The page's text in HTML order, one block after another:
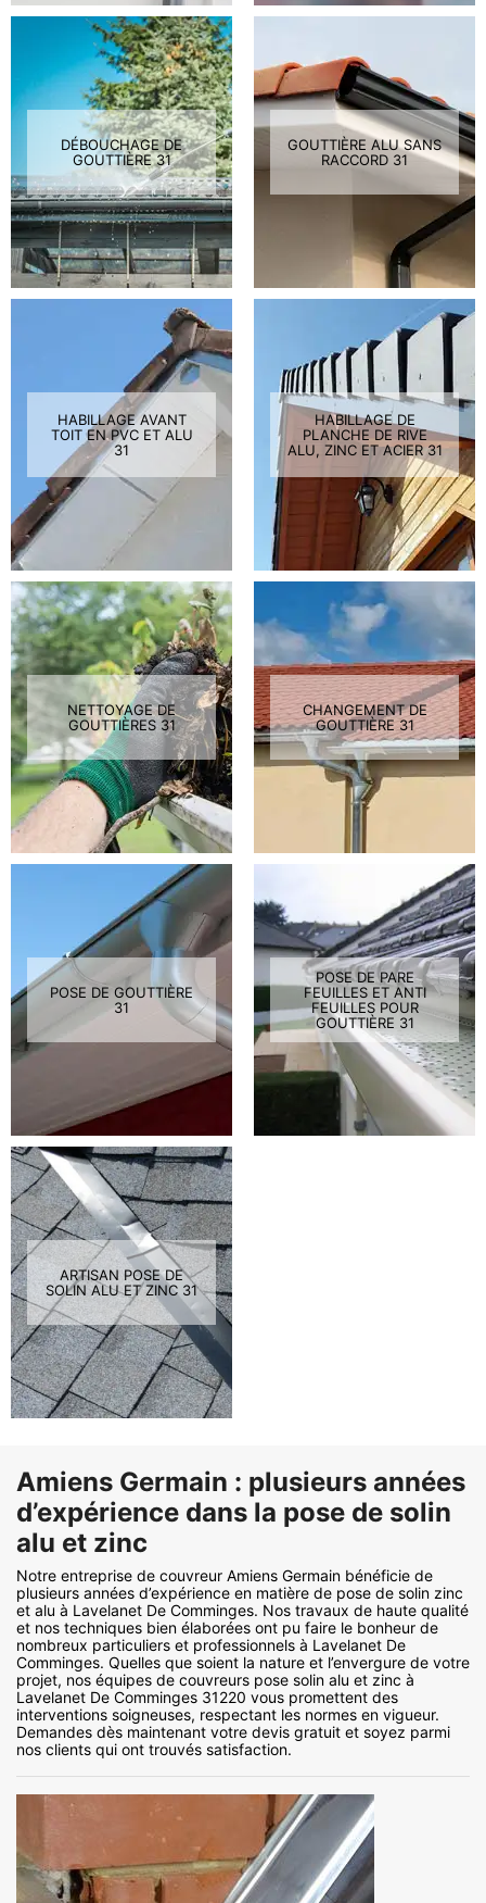
DÉBOUCHAGE DE
GOUTTIÈRE 31
GOUTTIÈRE ALU SANS
RACCORD 31
HABILLAGE AVANT
TOIT EN PVC ET ALU
31
HABILLAGE DE
PLANCHE DE RIVE
ALU, ZINC ET ACIER 31
NETTOYAGE DE
GOUTTIÈRES 31
CHANGEMENT DE
GOUTTIÈRE 31
POSE DE GOUTTIÈRE
31
POSE DE PARE
FEUILLES ET ANTI
FEUILLES POUR
GOUTTIÈRE 31
ARTISAN POSE DE
SOLIN ALU ET ZINC 31
Amiens Germain : plusieurs années
d’expérience dans la pose de solin
alu et zinc
Notre entreprise de couvreur Amiens Germain bénéficie de
plusieurs années d’expérience en matière de pose de solin zinc
et alu à Lavelanet De Comminges. Nos travaux de haute qualité
et nos techniques bien élaborées ont pu faire le bonheur de
nombreux particuliers et professionnels à Lavelanet De
Comminges. Quelles que soient la nature et l’envergure de votre
projet, nos équipes de couvreurs pose solin alu et zinc à
Lavelanet De Comminges 31220 vous promettent des
interventions soigneuses, respectant les normes en vigueur.
Demandes dès maintenant votre devis gratuit et soyez parmi
nos clients qui ont trouvés satisfaction.